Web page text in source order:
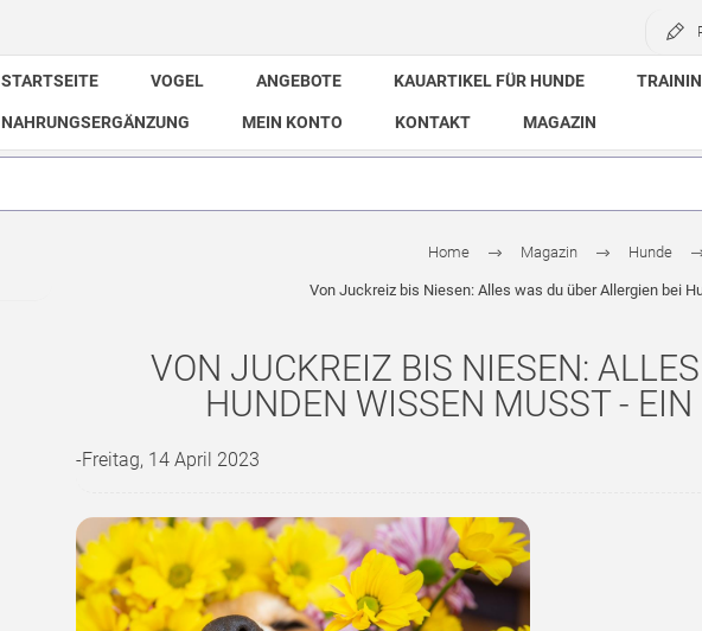
STARTSEITE VOGEL ANGEBOTE KAUARTIKEL FÜR HUNDE
NAHRUNGSERGÄNZUNG MEIN KONTO KONTAKT MAGAZIN
Home Magazin Hunde
Von Juckreiz bis Niesen: Alles was du über Allergien bei
VON JUCKREIZ BIS NIESEN:
HUNDEN WISSEN MUSST -
-Freitag, 14 April 2023